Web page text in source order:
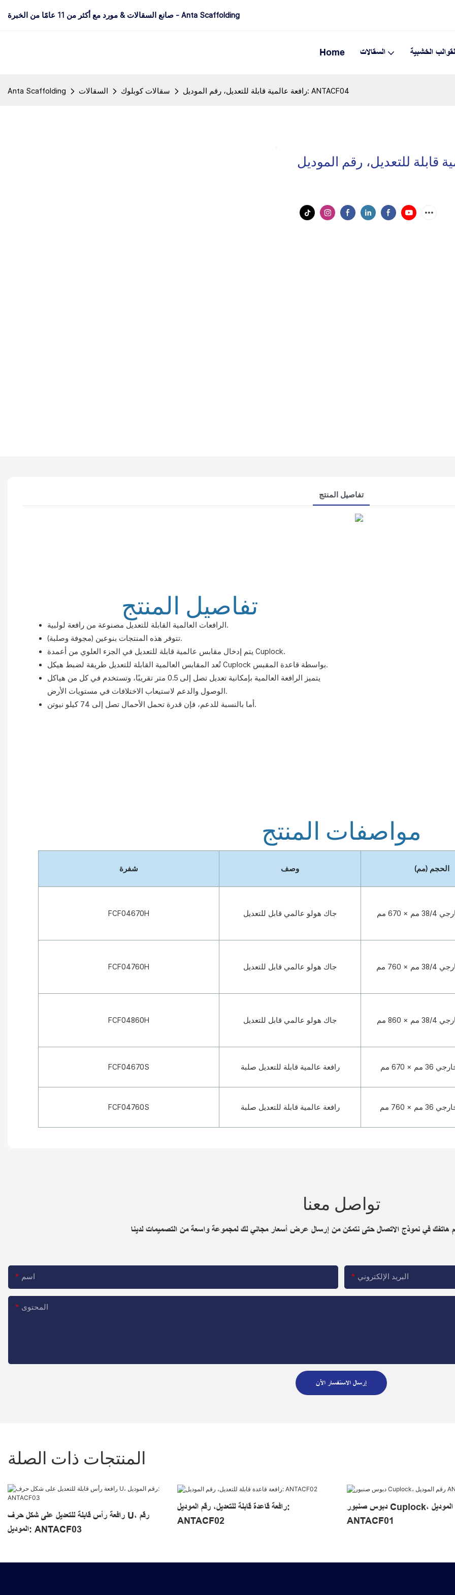
صانع السقالات & مورد مع أكثر من 11 عامًا من الخبرة - Anta Scaffolding
Home السقالات الخشبية
Anta Scaffolding السقالات سقالات كوبلوك رافعة عالمية قابلة للتعديل، رقم الموديل: ANTACF04
تفاصيل المنتج
تفاصيل المنتج
الرافعات العالمية القابلة للتعديل مصنوعة من رافعة لولبية.
تتوفر هذه المنتجات بنوعين (مجوفة وصلبة).
يتم إدخال مقابس عالمية قابلة للتعديل في الجزء العلوي من أعمدة Cuplock.
تُعد المقابس العالمية القابلة للتعديل طريقة لضبط هيكل Cuplock بواسطة قاعدة المقبس.
يتميز الرافعة العالمية بإمكانية تعديل تصل إلى 0.5 متر تقريبًا، وتستخدم في كل من هياكل
الوصول والدعم لاستيعاب الاختلافات في مستويات الأرض.
أما بالنسبة للدعم، فإن قدرة تحمل الأحمال تصل إلى 74 كيلو نيوتن.
مواصفات المنتج
شفرة وصف الحجم (مم)
FCF04670H جاك هولو عالمي قابل للتعديل × 670 مم
FCF04760H جاك هولو عالمي قابل للتعديل × 760 مم
FCF04860H جاك هولو عالمي قابل للتعديل × 860 مم
FCF04670S رافعة عالمية قابلة للتعديل صلبة × 670 مم
FCF04760S رافعة عالمية قابلة للتعديل صلبة × 760 مم
تواصل معنا
هاتفك في نموذج الاتصال حتى نتمكن من إرسال عرض أسعار مجاني لك لمجموعة واسعة من التصميمات لدينا
اسم البريد الإلكتروني
المحتوى
إرسال الاستفسار الآن
المنتجات ذات الصلة
رافعة رأس قابلة للتعديل على شكل حرف U، رقم
الموديل: ANTACF03
رافعة قاعدة قابلة للتعديل، رقم الموديل:
ANTACF02
دبوس صنبور Cuplock، رقم الموديل
ANTACF01